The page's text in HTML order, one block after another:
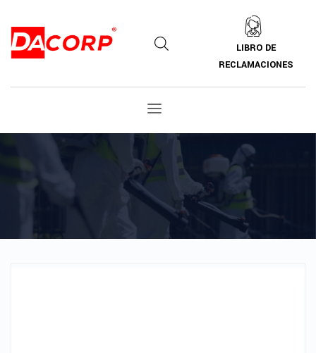
LIBRO DE
RECLAMACIONES